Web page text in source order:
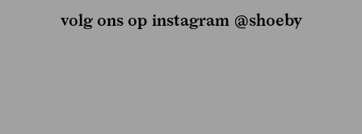
volg ons op instagram @shoeby